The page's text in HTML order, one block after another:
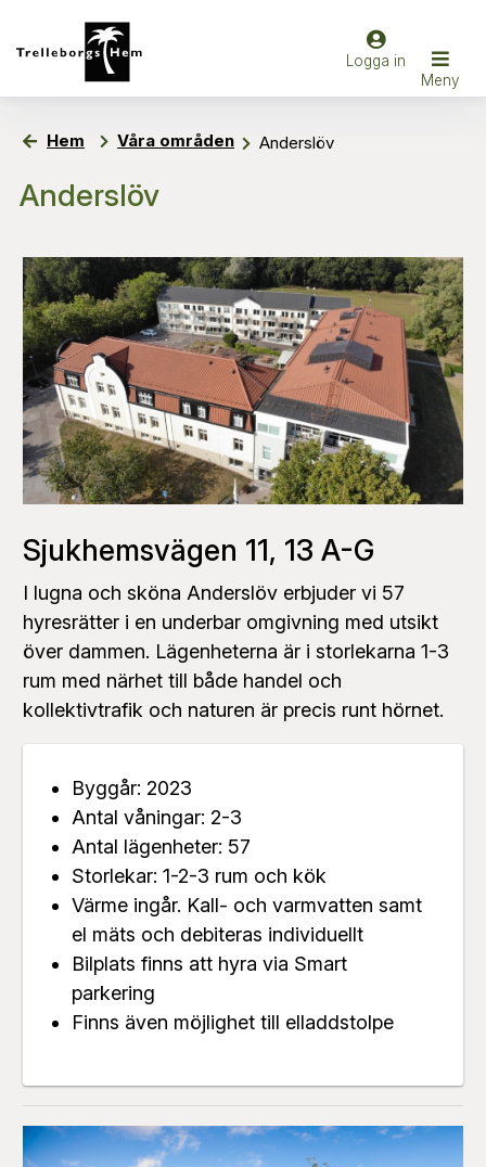
Hem Våra områden Anderslöv
Anderslöv
Sjukhemsvägen 11, 13 A-G
I lugna och sköna Anderslöv erbjuder vi 57
hyresrätter i en underbar omgivning med utsikt
över dammen. Lägenheterna är i storlekarna 1-3
rum med närhet till både handel och
kollektivtrafik och naturen är precis runt hörnet.
Byggår: 2023
Antal våningar: 2-3
Antal lägenheter: 57
Storlekar: 1-2-3 rum och kök
Värme ingår. Kall- och varmvatten samt
el mäts och debiteras individuellt
Bilplats finns att hyra via Smart
parkering
Finns även möjlighet till elladdstolpe